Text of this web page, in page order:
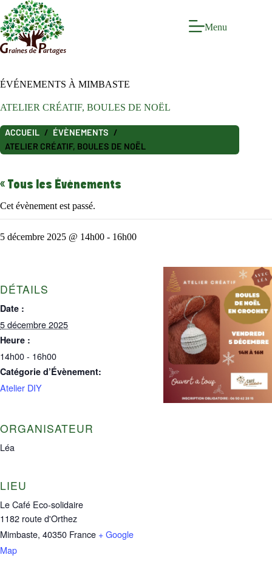
Passer
au
contenu
Menu
ÉVÉNEMENTS À MIMBASTE
ATELIER CRÉATIF, BOULES DE NOËL
ACCUEIL
ÉVÈNEMENTS
ATELIER CRÉATIF, BOULES DE NOËL
« Tous les Évènements
Cet évènement est passé.
5 décembre 2025 @ 14h00 - 16h00
DÉTAILS
Date :
5 décembre 2025
Heure :
14h00 - 16h00
Catégorie d’Évènement:
Atelier DIY
LIEU
Le Café Eco-solidaire
1182 route d'Orthez
Mimbaste, 40350 France + Google
Map
ORGANISATEUR
Léa